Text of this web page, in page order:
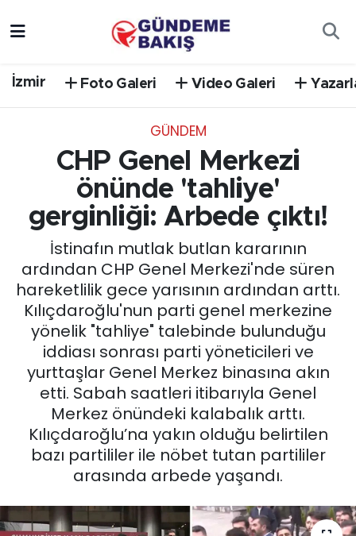
İzmir Foto Galeri Video Galeri
GÜNDEM
CHP Genel Merkezi
önünde 'tahliye'
gerginliği: Arbede çıktı!
İstinafın mutlak butlan kararının
ardından CHP Genel Merkezi'nde süren
hareketlilik gece yarısının ardından arttı.
Kılıçdaroğlu'nun parti genel merkezine
yönelik "tahliye" talebinde bulunduğu
iddiası sonrası parti yöneticileri ve
yurttaşlar Genel Merkez binasına akın
etti. Sabah saatleri itibarıyla Genel
Merkez önündeki kalabalık arttı.
Kılıçdaroğlu’na yakın olduğu belirtilen
bazı partililer ile nöbet tutan partililer
arasında arbede yaşandı.
EĞİTİM
EKONOMİ
English News
GÜNCEL
KÜLTÜR SANAT
MAGAZİN
POLİTİKA
SAĞLIK
Süper Lig Puan Durumu ve Fikstür
Tüm Manşetler
Son Dakika Haberleri
Haber Arşivi